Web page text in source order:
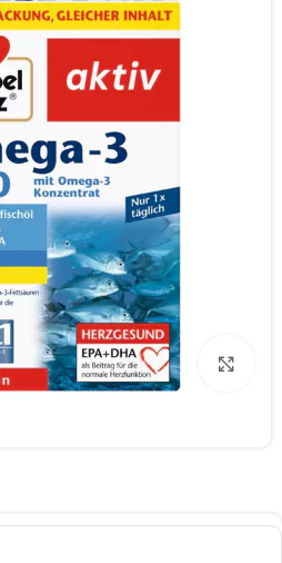
برای بزرگنمایی کلیک کنید